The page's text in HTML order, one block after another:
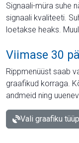
Signaali-müra suhe
signaali kvaliteeti.
loetakse heaks.
Viimase 30
Rippmenüüst saab
graafikud korraga.
andmeid ning
Vali graafiku tüüp